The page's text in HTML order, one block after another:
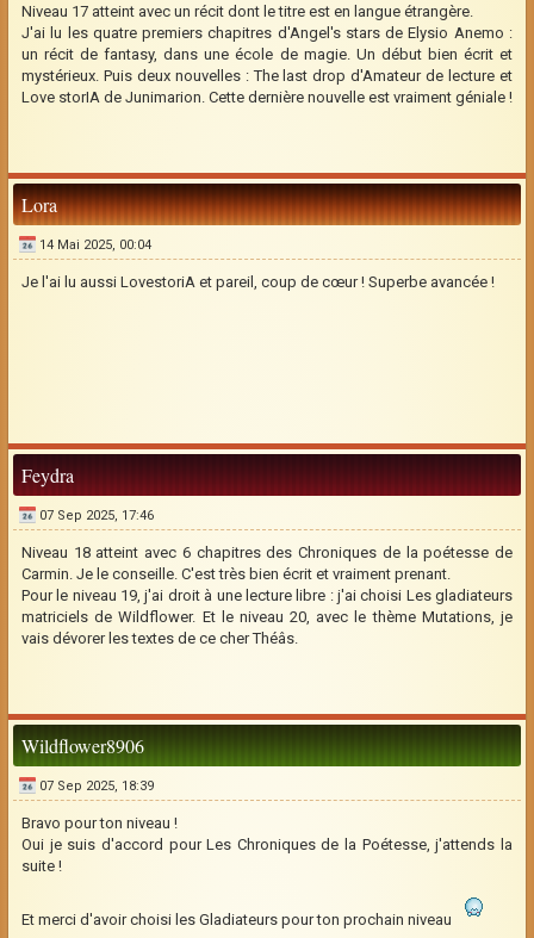
Niveau 17 atteint avec un récit dont le titre est en langue étrangère.
J'ai lu les quatre premiers chapitres d'Angel's stars de Elysio Anemo :
un récit de fantasy, dans une école de magie. Un début bien écrit et
mystérieux. Puis deux nouvelles : The last drop d'Amateur de lecture et
Love storIA de Junimarion. Cette dernière nouvelle est vraiment géniale !
Lora
14 Mai 2025, 00:04
Je l'ai lu aussi LovestoriA et pareil, coup de cœur ! Superbe avancée !
Feydra
07 Sep 2025, 17:46
Niveau 18 atteint avec 6 chapitres des Chroniques de la poétesse de
Carmin. Je le conseille. C'est très bien écrit et vraiment prenant.
Pour le niveau 19, j'ai droit à une lecture libre : j'ai choisi Les gladiateurs
matriciels de Wildflower. Et le niveau 20, avec le thème Mutations, je
vais dévorer les textes de ce cher Théâs.
Wildflower8906
07 Sep 2025, 18:39
Bravo pour ton niveau !
Oui je suis d'accord pour Les Chroniques de la Poétesse, j'attends la
suite !
Et merci d'avoir choisi les Gladiateurs pour ton prochain niveau